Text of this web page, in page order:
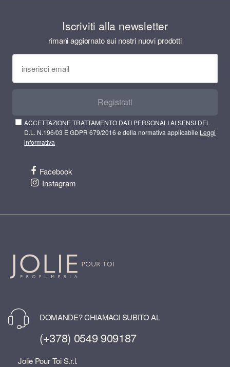
Iscriviti alla newsletter
rimani aggiornato sui nostri nuovi prodotti
Registrati
ACCETTAZIONE TRATTAMENTO DATI PERSONALI AI SENSI DEL
D.L. N.196/03 E GDPR 679/2016 e della normativa applicabile Leggi
informativa
Facebook
Instagram
DOMANDE? CHIAMACI SUBITO AL
(+378) 0549 909187
Jolie Pour Toi S.r.l.